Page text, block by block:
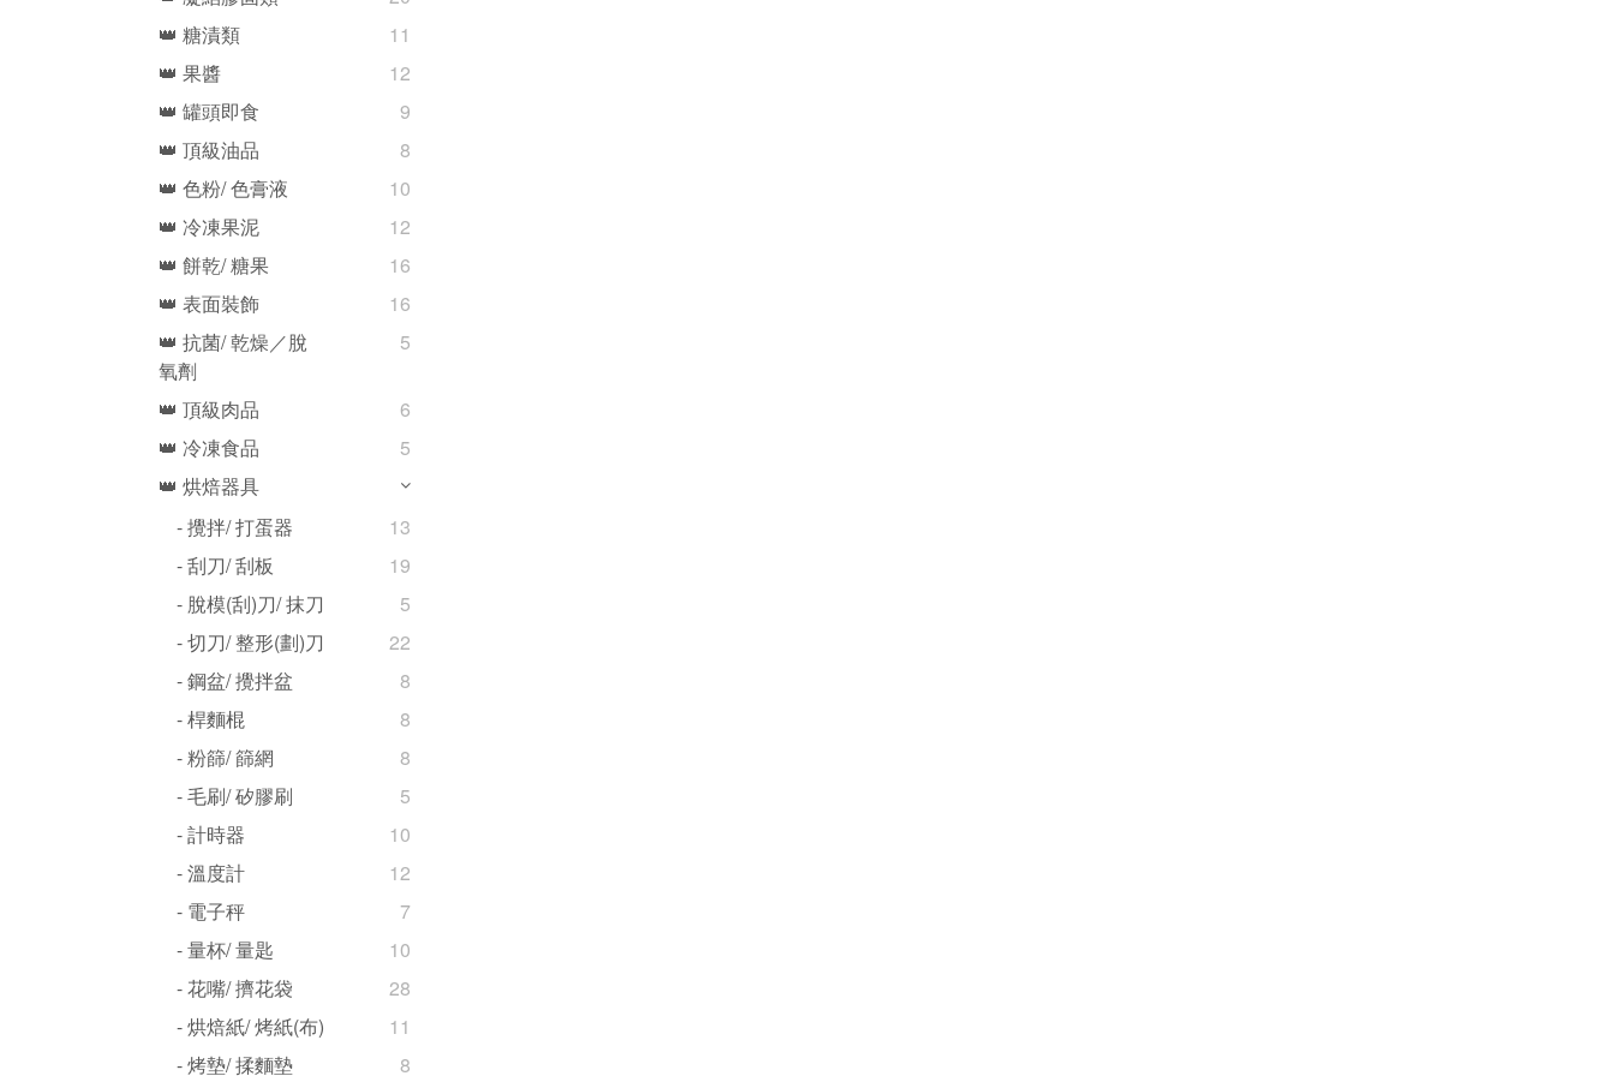
👑 糖漬類
11
👑 果醬
12
👑 罐頭即食
9
👑 頂級油品
8
👑 色粉/ 色膏液
10
👑 冷凍果泥
12
👑 餅乾/ 糖果
16
👑 表面裝飾
16
👑 抗菌/ 乾燥／脫
氧劑
5
👑 頂級肉品
6
👑 冷凍食品
5
👑 烘焙器具
- 攪拌/ 打蛋器
13
- 刮刀/ 刮板
19
- 脫模(刮)刀/ 抹刀
5
- 切刀/ 整形(劃)刀
22
- 鋼盆/ 攪拌盆
8
- 桿麵棍
8
- 粉篩/ 篩網
8
- 毛刷/ 矽膠刷
5
- 計時器
10
- 溫度計
12
- 電子秤
7
- 量杯/ 量匙
10
- 花嘴/ 擠花袋
28
- 烘焙紙/ 烤紙(布)
11
- 烤墊/ 揉麵墊
8